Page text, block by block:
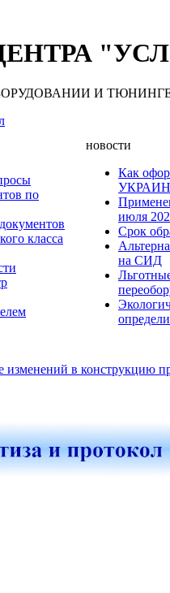
И
по
класса
новости
Как
июля
Срок
на СИД
изменений в конструкцию